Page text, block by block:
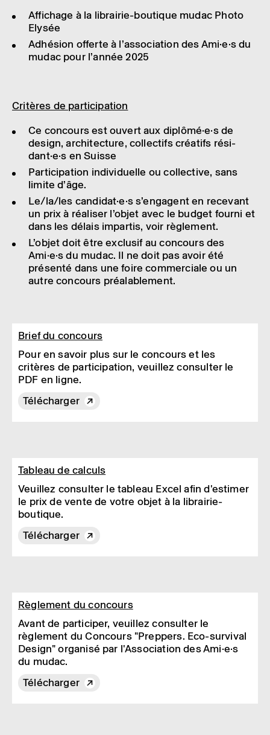
Affi­chage à la librai­rie-boutique mudac Photo
Elysée
Adhé­sion offerte à l’as­so­cia­tion des Ami·e·s du
mudac pour l’an­née 2025
Critères de parti­ci­pa­tion
Ce concours est ouvert aux diplô­mé·e·s de
design, archi­tec­ture, collec­tifs créa­tifs rési­
dant·e·s en Suisse
Parti­ci­pa­tion indi­vi­duelle ou collec­tive, sans
limite d’âge.
Le/la/les candi­dat·e·s s’en­gagent en rece­vant
un prix à réali­ser l’objet avec le budget fourni et
dans les délais impar­tis, voir règle­ment.
L’objet doit être exclu­sif au concours des
Ami·e·s du mudac. Il ne doit pas avoir été
présenté dans une foire commer­ciale ou un
autre concours préa­la­ble­ment.
Brief du concours
Pour en savoir plus sur le concours et les
critères de participation, veuillez consulter le
PDF en ligne.
Télécharger
Tableau de calculs
Veuillez consulter le tableau Excel afin d'estimer
le prix de vente de votre objet à la librairie-
boutique.
Télécharger
Règlement du concours
Avant de participer, veuillez consulter le
règlement du Concours "Preppers. Eco-survival
Design" organisé par l'Association des Ami·e·s
du mudac.
Télécharger